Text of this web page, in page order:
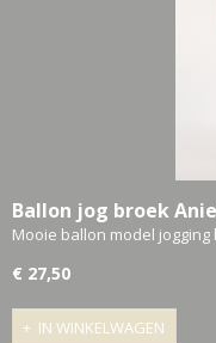
Ballon jog broek
Mooie ballon model
€ 27,50
IN WINKELWAGEN